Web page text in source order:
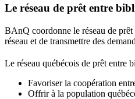
Le réseau de prêt entre
BAnQ coordonne le réseau de
réseau et de transmettre des
Le réseau québécois de prêt entre
Favoriser la coopération
Offrir à la population